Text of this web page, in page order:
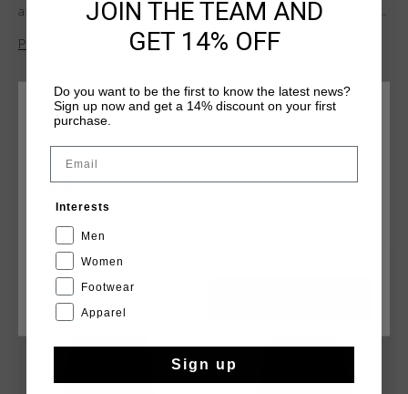
and bold team style. Made of 80% cotton and 20% polyester,
this hoodie features a three-piece hood and kangaroo
pockets for everyday wear. The Cruyff logo is applied in flock
Plus d’information
TU POURRAIS AIMER
CHOISISSEZ VOTRE EMPLACEMENT ET VOTRE
France
JOIN THE TEAM AND
GET 14% OFF
Do you want to be the first to know the latest news?
Sign up now and get a 14% discount on your first
purchase.
Interests
Men
Women
Footwear
Apparel
Sign up